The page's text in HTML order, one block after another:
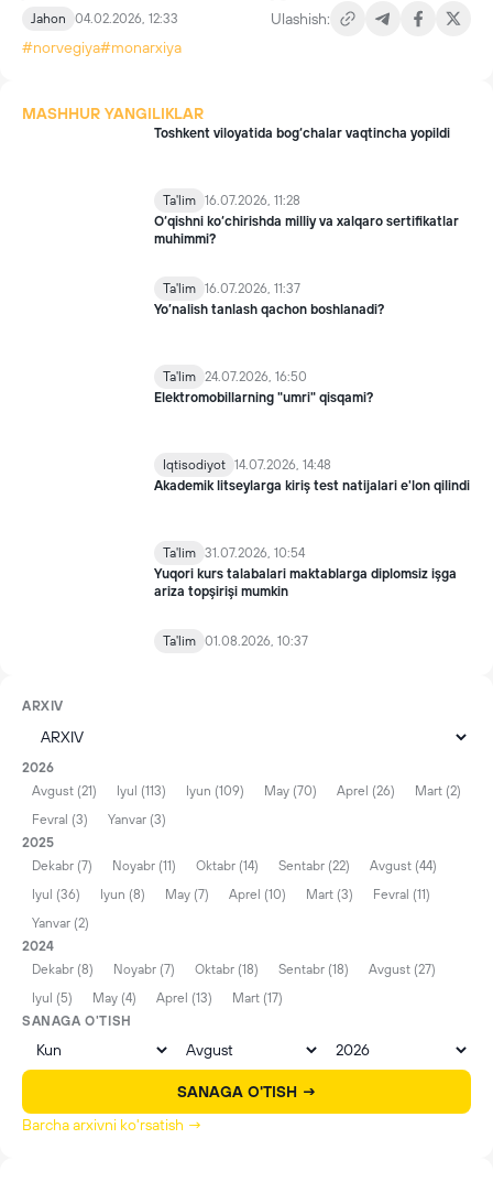
Jahon 04.02.2026, 12:33
Ulashish:
#norvegiya#monarxiya
MASHHUR YANGILIKLAR
Toshkent viloyatida bog‘chalar vaqtincha yopildi
Ta'lim 16.07.2026, 11:28
O‘qishni ko‘chirishda milliy va xalqaro sertifikatlar
muhimmi?
Ta'lim 16.07.2026, 11:37
Yo’nalish tanlash qachon boshlanadi?
Ta'lim 24.07.2026, 16:50
Elektromobillarning "umri" qisqami?
Iqtisodiyot 14.07.2026, 14:48
Akademik litseylarga kiriş test natijalari e'lon qilindi
Ta'lim 31.07.2026, 10:54
Yuqori kurs talabalari maktablarga diplomsiz işga
ariza topşirişi mumkin
Ta'lim 01.08.2026, 10:37
ARXIV
2026
Avgust (21)
Iyul (113) Iyun (109) May (70) Aprel (26)
Mart (2)
Fevral (3)
Yanvar (3)
2025
Dekabr (7)
Noyabr (11) Oktabr (14) Sentabr (22)
Avgust (44)
Iyul (36)
Iyun (8) May (7) Aprel (10) Mart (3)
Fevral (11)
Yanvar (2)
2024
Dekabr (8)
Noyabr (7) Oktabr (18) Sentabr (18)
Avgust (27)
Iyul (5)
May (4) Aprel (13)
Mart (17)
SANAGA O'TISH
SANAGA O'TISH →
Barcha arxivni ko'rsatish →